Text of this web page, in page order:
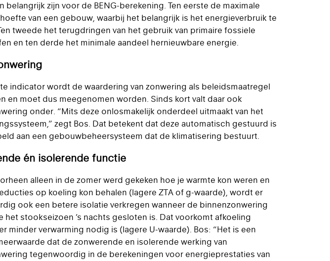
belangrijk zijn voor de BENG-berekening. Ten eerste de maximale
van een gebouw, waarbij het belangrijk is het energieverbruik te
tweede het terugdringen van het gebruik van primaire fossiele
en ten derde het minimale aandeel hernieuwbare energie.
indicator wordt de waardering van zonwering als beleidsmaatregel
en moet dus meegenomen worden. Sinds kort valt daar ook
onder. “Mits deze onlosmakelijk onderdeel uitmaakt van het
zegt Bos. Dat betekent dat deze automatisch gestuurd is
aan een gebouwbeheersysteem dat de klimatisering bestuurt.
én isolerende functie
alleen in de zomer werd gekeken hoe je warmte kon weren en
op koeling kon behalen (lagere ZTA of g-waarde), wordt er
ook een betere isolatie verkregen wanneer de binnenzonwering
het stookseizoen ’s nachts gesloten is. Dat voorkomt afkoeling
minder verwarming nodig is (lagere U-waarde). Bos: “Het is een
dat de zonwerende en isolerende werking van
tegenwoordig in de berekeningen voor energieprestaties van